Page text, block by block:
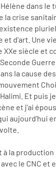
dans le
la crise
et d'art. Une
siècle et
la cause
Et puis
et j'ai
aujourd'hui
la production
le CNC et